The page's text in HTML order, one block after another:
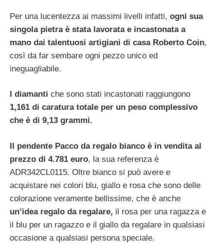
Per una lucentezza ai massimi livelli infatti, ogni sua
singola pietra è stata lavorata e incastonata a
mano dai talentuosi artigiani di casa Roberto Coin,
così da far sembare ogni pezzo unico ed
ineguagliabile.
diamanti che sono stati incastonati raggiungono
1,161 di caratura totale per un peso complessivo
che è di 9,13 grammi.
Il pendente Pacco da regalo bianco è in vendita al
prezzo di 4.781 euro, la sua referenza è
ADR342CL0115. Oltre bianco si può avere e
acquistare nei colori blu, giallo e rosa che sono delle
colorazione veramente bellissime, che è anche
un’idea regalo da regalare, il rosa per una ragazza e
il blu per un ragazzo e il giallo da regalare in qualsiasi
occasione a qualsiasi persona speciale.